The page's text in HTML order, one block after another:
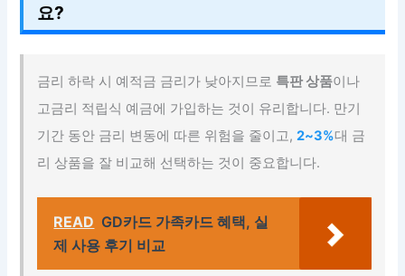
요?
금리 하락 시 예적금 금리가 낮아지므로 특판 상품이나
고금리 적립식 예금에 가입하는 것이 유리합니다. 만기
기간 동안 금리 변동에 따른 위험을 줄이고,2~3%대 금
리 상품을 잘 비교해 선택하는 것이 중요합니다.
READ GD카드 가족카드 혜택, 실
제 사용 후기 비교